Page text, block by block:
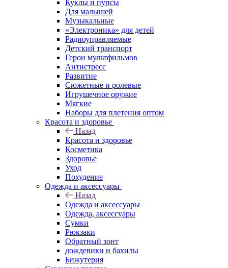
Куклы и пупсы
Для малышей
Музыкальные
«Электроника» для детей
Радиоуправляемые
Детский транспорт
Герои мультфильмов
Антистресс
Развитие
Сюжетные и ролевые
Игрушечное оружие
Мягкие
Наборы для плетения оптом
Красота и здоровье
Назад
Красота и здоровье
Косметика
Здоровье
Уход
Похудение
Одежда и аксессуары
Назад
Одежда и аксессуары
Одежда, аксессуары
Сумки
Рюкзаки
Обратный зонт
дождевики и бахилы
Бижутерия